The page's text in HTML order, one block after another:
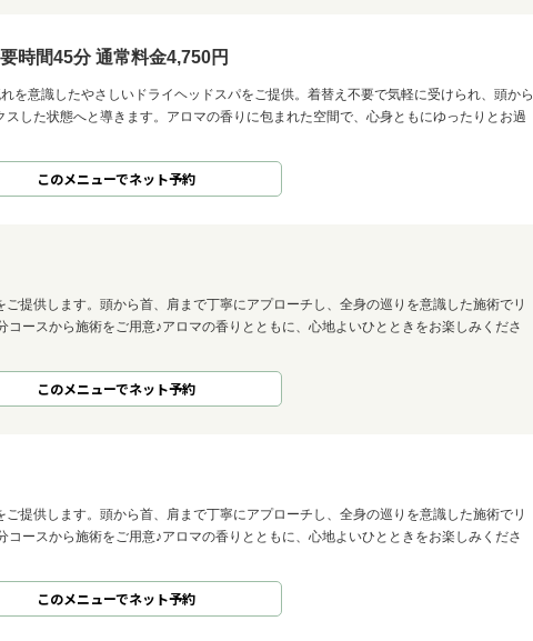
時間45分 通常料金4,750円
を意識したやさしいドライヘッドスパをご提供。着替え不要で気軽に受けられ、頭から
した状態へと導きます。アロマの香りに包まれた空間で、心身ともにゆったりとお過
このメニューでネット予約
提供します。頭から首、肩まで丁寧にアプローチし、全身の巡りを意識した施術でリ
ースから施術をご用意♪アロマの香りとともに、心地よいひとときをお楽しみくださ
このメニューでネット予約
提供します。頭から首、肩まで丁寧にアプローチし、全身の巡りを意識した施術でリ
ースから施術をご用意♪アロマの香りとともに、心地よいひとときをお楽しみくださ
このメニューでネット予約